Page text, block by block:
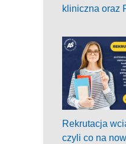
kliniczna oraz
Rekrutacja
czyli co na